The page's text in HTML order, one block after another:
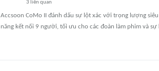
3 liên quan
Accsoon CoMo II đánh dấu sự lột xác với trọng lượng
năng kết nối 9 người, tối ưu cho các đoàn làm phim và